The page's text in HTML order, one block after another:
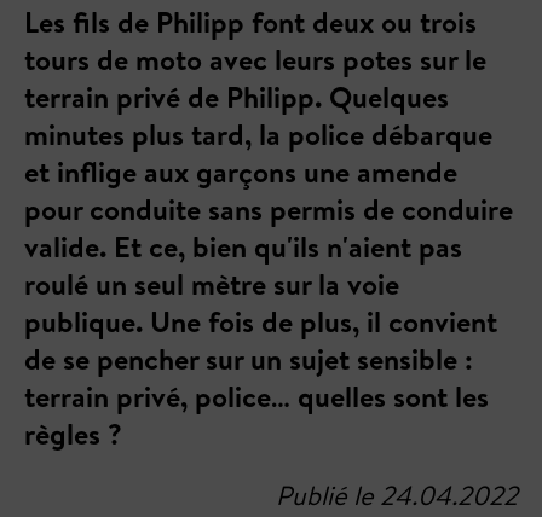
Les fils de Philipp font deux ou trois
tours de moto avec leurs potes sur le
terrain privé de Philipp. Quelques
minutes plus tard, la police débarque
et inflige aux garçons une amende
pour conduite sans permis de conduire
valide. Et ce, bien qu'ils n'aient pas
roulé un seul mètre sur la voie
publique. Une fois de plus, il convient
de se pencher sur un sujet sensible :
terrain privé, police… quelles sont les
règles ?
Publié le 24.04.2022